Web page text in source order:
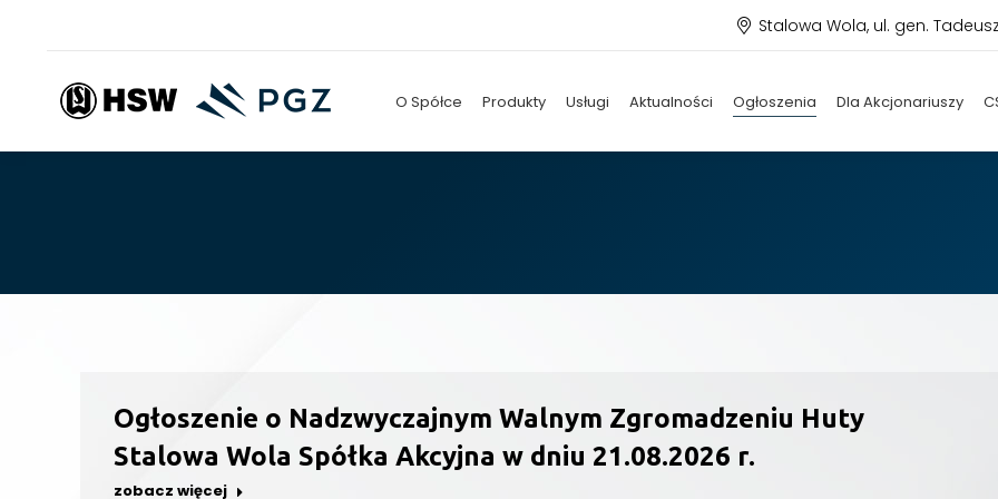
Stalowa Wola, ul. gen.
O Spółce Produkty Usługi Aktualności Ogłoszenia Dla Akcjonariuszy
Ogłoszenie o Nadzwyczajnym Walnym Zgromadzeniu Huty
Stalowa Wola Spółka Akcyjna w dniu 21.08.2026 r.
zobacz więcej